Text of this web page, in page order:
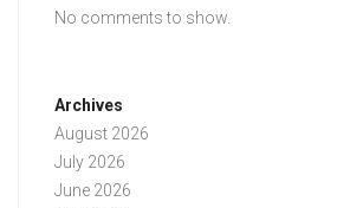
No comments to show.
Archives
August 2026
July 2026
June 2026